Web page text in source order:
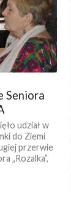
Seniora
udział w
do Ziemi
przerwie
„Rozalka”,